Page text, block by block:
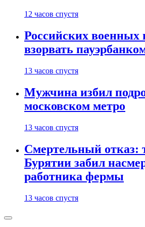
12 часов спустя
Российских военных
взорвать
13 часов спустя
Мужчина избил
московском метро
13 часов спустя
Смертельный отказ:
Бурятии забил
работника фермы
13 часов спустя